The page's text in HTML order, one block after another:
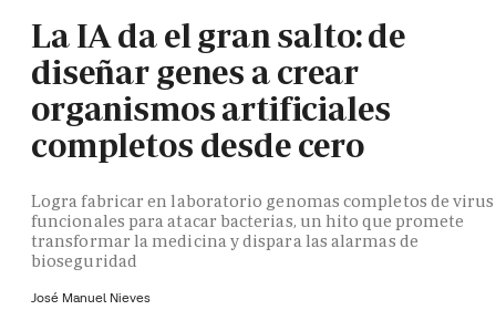
La IA da el gran salto: de
diseñar genes a crear
organismos artificiales
completos desde cero
Logra fabricar en laboratorio genomas completos de virus
funcionales para atacar bacterias, un hito que promete
transformar la medicina y dispara las alarmas de
bioseguridad
José Manuel Nieves